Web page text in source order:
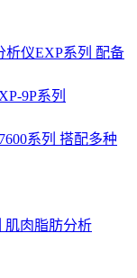
9P系列